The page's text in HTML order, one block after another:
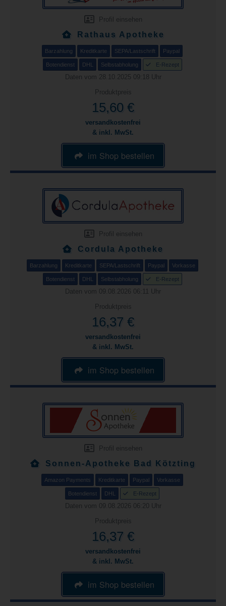
Profil einsehen
Rathaus Apotheke
Barzahlung Kreditkarte SEPA/Lastschrift Paypal
Botendienst DHL Selbstabholung E-Rezept
Daten vom 28.10.2025 09:18 Uhr
Produktpreis
15,60 €
versandkostenfrei
& inkl. MwSt.
im Shop bestellen
Profil einsehen
Cordula Apotheke
Barzahlung Kreditkarte SEPA/Lastschrift Paypal Vorkasse
Botendienst DHL Selbstabholung E-Rezept
Daten vom 09.08.2026 06:11 Uhr
Produktpreis
16,37 €
versandkostenfrei
& inkl. MwSt.
im Shop bestellen
Profil einsehen
Sonnen-Apotheke Bad Kötzting
Amazon Payments Kreditkarte Paypal Vorkasse
Botendienst DHL E-Rezept
Daten vom 09.08.2026 06:20 Uhr
Produktpreis
16,37 €
versandkostenfrei
& inkl. MwSt.
im Shop bestellen